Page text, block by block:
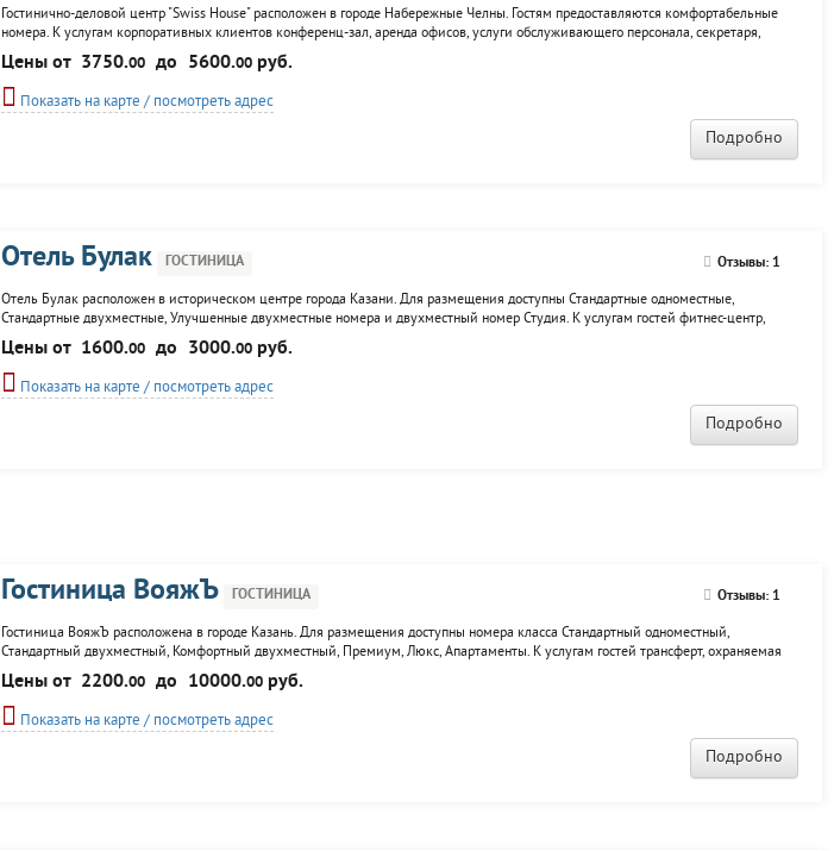
Гостинично-деловой центр "Swiss House" расположен в городе Набережные Челны. Гостям предоставляются комфортабельные
номера. К услугам корпоративных клиентов конференц-зал, аренда офисов, услуги обслуживающего персонала, секретаря,
переводчика, прокат автомобиля с водителем. Для гостей работает сауна.
Цены от 3750.00 до 5600.00руб.
Показать на карте / посмотреть адрес
Подробно
Отзывы: 1
Отель Булак ГОСТИНИЦА
Отель Булак расположен в историческом центре города Казани. Для размещения доступны Стандартные одноместные,
Стандартные двухместные, Улучшенные двухместные номера и двухместный номер Студия. К услугам гостей фитнес-центр,
парикмахерская, заказ экскурсионного сопровождения и билетов в театры, кино, железнодорожных и авиабилетов, вызов
такси.
Цены от 1600.00 до 3000.00руб.
Показать на карте / посмотреть адрес
Подробно
Отзывы: 1
Гостиница ВояжЪ ГОСТИНИЦА
Гостиница ВояжЪ расположена в городе Казань. Для размещения доступны номера класса Стандартный одноместный,
Стандартный двухместный, Комфортный двухместный, Премиум, Люкс, Апартаменты. К услугам гостей трансферт, охраняемая
стоянка, бильярд, аренда камеры хранения, индивидуального сейфа, экскурсионное сопровождение, обслуживание платежных
банковских карт, регистрация иностранных граждан...
Цены от 2200.00 до 10000.00руб.
Показать на карте / посмотреть адрес
Подробно